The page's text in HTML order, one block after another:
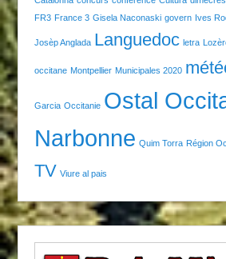
FR3 France 3 Gisela Naconaski govern Ives
Josèp Anglada Languedoc letra
occitane Montpellier Municipales 2020
Garcia Occitanie Ostal
Narbonne Quim Torra Région
TV Viure al pais